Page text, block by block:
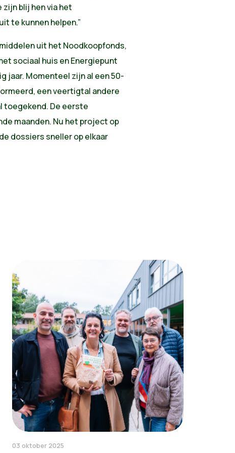
zijn blij hen via het
te kunnen helpen.”
uit het Noodkoopfonds,
sociaal huis en Energiepunt
jaar. Momenteel zijn al een 50-
een veertigtal andere
toegekend. De eerste
maanden. Nu het project op
dossiers sneller op elkaar
03 oktober 2025